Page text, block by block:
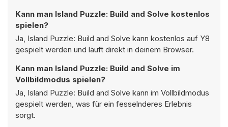
Kann man Island Puzzle: Build and Solve kostenlos
spielen?
Ja, Island Puzzle: Build and Solve kann kostenlos auf Y8
gespielt werden und läuft direkt in deinem Browser.
Kann man Island Puzzle: Build and Solve im
Vollbildmodus spielen?
Ja, Island Puzzle: Build and Solve kann im Vollbildmodus
gespielt werden, was für ein fesselnderes Erlebnis
sorgt.